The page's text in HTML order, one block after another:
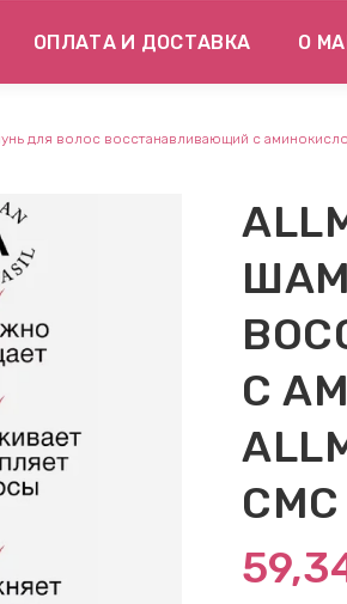
ОПЛАТА И ДОСТАВКА О
для волос восстанавливающий с
С